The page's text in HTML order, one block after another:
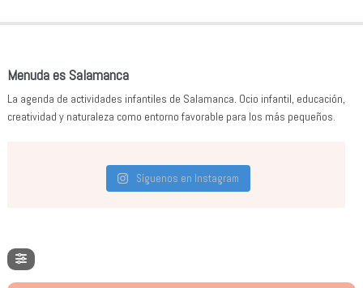
Menuda es Salamanca
La agenda de actividades infantiles de Salamanca. Ocio infantil, educación,
creatividad y naturaleza como entorno favorable para los más pequeños.
Síguenos en Instagram